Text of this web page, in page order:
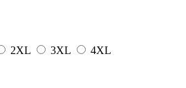
2XL 3XL
4XL